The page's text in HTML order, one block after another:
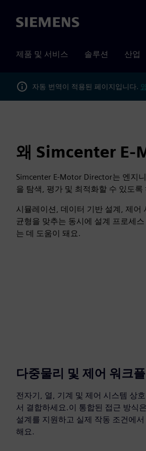
Siemens
제품 및 서비스 솔루션 산업
자동 번역이 적용된 페이지입니다.
왜 Simcenter E-
Simcenter E-Motor Director는 엔지
을 탐색, 평가 및 최적화할 수 있도
시뮬레이션, 데이터 기반 설계, 제어
균형을 맞추는 동시에 설계 프로세
는 데 도움이 돼요.
다중물리 및 제어 워크
전자기, 열, 기계 및 제어 시스템 상
서 결합하세요.이 통합된 접근 방식
설계를 지원하고 실제 작동 조건에
해요.